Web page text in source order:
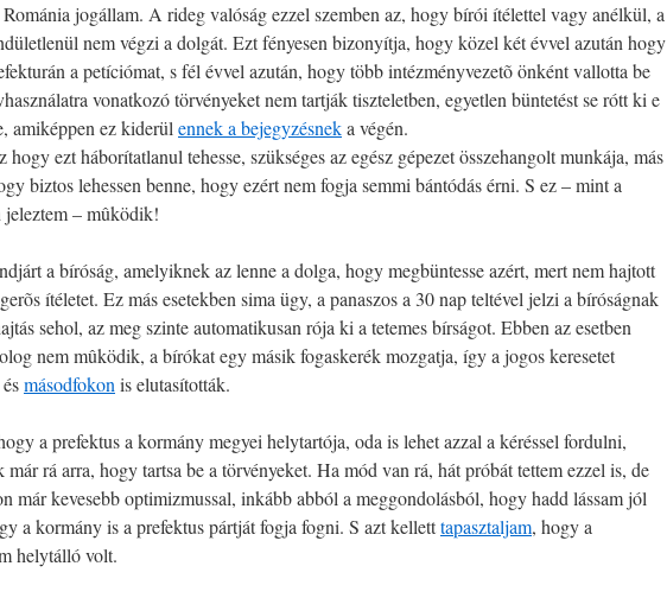
jogállam. A rideg valóság ezzel szemben az, hogy bírói ítélettel vagy anélkül, a
nem végzi a dolgát. Ezt fényesen bizonyítja, hogy közel két évvel azután hogy
a petíciómat, s fél évvel azután, hogy több intézményvezetõ önként vallotta be
vonatkozó törvényeket nem tartják tiszteletben, egyetlen büntetést se rótt ki e
amiképpen ez kiderül ennek a bejegyzésneka végén.
hogy ezt háborítatlanul tehesse, szükséges az egész gépezet összehangolt munkája, más
biztos lehessen benne, hogy ezért nem fogja semmi bántódás érni. S ez – mint a
jeleztem – mûködik!
a bíróság, amelyiknek az lenne a dolga, hogy megbüntesse azért, mert nem hajtott
ítéletet. Ez más esetekben sima ügy, a panaszos a 30 nap teltével jelzi a bíróságnak
sehol, az meg szinte automatikusan rója ki a tetemes bírságot. Ebben az esetben
nem mûködik, a bírókat egy másik fogaskerék mozgatja, így a jogos keresetet
másodfokon is elutasították.
a prefektus a kormány megyei helytartója, oda is lehet azzal a kéréssel fordulni,
már rá arra, hogy tartsa be a törvényeket. Ha mód van rá, hát próbát tettem ezzel is, de
már kevesebb optimizmussal, inkább abból a meggondolásból, hogy hadd lássam jól
a kormány is a prefektus pártját fogja fogni. S azt kelletttapasztaljam, hogy a
helytálló volt.